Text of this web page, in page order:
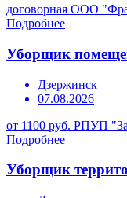
договорная ООО
Подробнее
Уборщик
Дзержинск
07.08.2026
от 1100 руб. РПУП
Подробнее
Уборщик